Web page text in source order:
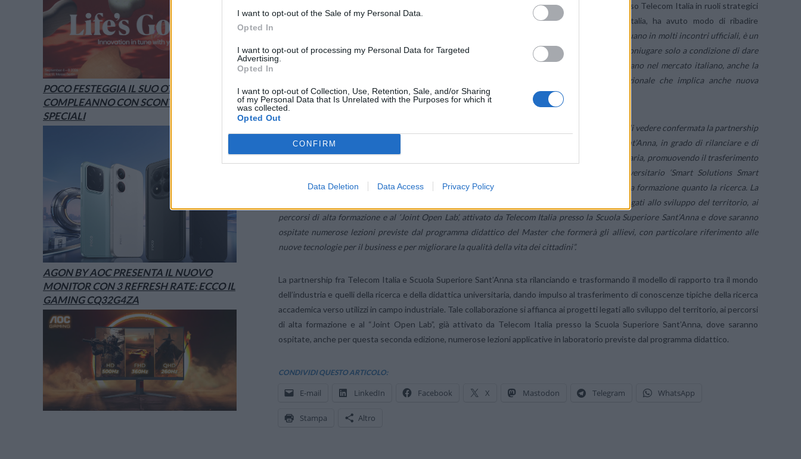
I want to opt-out of the Sale of my Personal Data.
Opted In
I want to opt-out of processing my Personal Data for Targeted
Advertising.
Opted In
I want to opt-out of Collection, Use, Retention, Sale, and/or Sharing
of my Personal Data that Is Unrelated with the Purposes for which it
was collected.
Opted Out
CONFIRM
Data Deletion Data Access Privacy Policy
Circa l’80% dei partecipanti della precedente edizione del master è in corso di assunzione presso Telecom Italia in ruoli strategici
per l’innovazione. Recentemente Mario Di Loreto, Direttore People Value di Telecom Italia, ha avuto modo di ribadire
“L’investimento sui giovani, come ha anche dichiarato l’Amministratore Delegato Marco Patuano in molti incontri ufficiali, è un
aspetto altamente qualificante della nostra People Strategy. Sapere e innovazione si possono coniugare solo a condizione di dare
adeguato spazio e fiducia alle nuove leve. Come molte imprese di grandi dimensioni che operano nel mercato italiano, anche la
nostra ha una necessità oramai strutturale di percorrere la strada del ricambio generazionale che implica anche nuova
valorizzazione del patrimonio di competenze più mature al nostro interno.”
“Siamo particolarmente lieti di vedere confermata la partnership
fra Telecom Italia e Scuola Superiore Sant’Anna, ormai strategica per la Scuola Superiore Sant’Anna, in grado di rilanciare e di
trasformare i rapporti tra il mondo dell’industria e quelli della ricerca e della didattica universitaria, promuovendo il trasferimento
di conoscenze del mondo ‘accademico’ verso utilizzi in campo industriale. Il Master universitario ‘Smart Solutions Smart
Communities’ è uno degli elementi qualificanti di questa collaborazione, che coinvolge tanto la formazione quanto la ricerca. La
seconda edizione del Master che abbiamo inaugurato questa mattina, si affianca ai progetti legati allo sviluppo del territorio, ai
percorsi di alta formazione e al ‘Joint Open Lab’, attivato da Telecom Italia presso la Scuola Superiore Sant’Anna e dove saranno
ospitate numerose lezioni previste dal programma didattico del Master che formerà gli allievi, con particolare riferimento alle
nuove tecnologie per il business e per migliorare la qualità della vita dei cittadini”.
La partnership fra Telecom Italia e Scuola Superiore Sant’Anna sta rilanciando e trasformando il modello di rapporto tra il mondo
dell’industria e quelli della ricerca e della didattica universitaria, dando impulso al trasferimento di conoscenze tipiche della ricerca
accademica verso utilizzi in campo industriale. Tale collaborazione si affianca ai progetti legati allo sviluppo del territorio, ai percorsi
di alta formazione e al “Joint Open Lab”, già attivato da Telecom Italia presso la Scuola Superiore Sant’Anna, dove saranno
ospitate, anche per questa seconda edizione, numerose lezioni applicative in laboratorio previste dal programma didattico.
CONDIVIDI QUESTO ARTICOLO:
E-mail LinkedIn Facebook X Mastodon Telegram WhatsApp
Stampa Altro
POCO FESTEGGIA IL SUO OTTAVO
COMPLEANNO CON SCONTI E OFFERTE
SPECIALI
AGON BY AOC PRESENTA IL NUOVO
MONITOR CON 3 REFRESH RATE: ECCO IL
GAMING CQ32G4ZA